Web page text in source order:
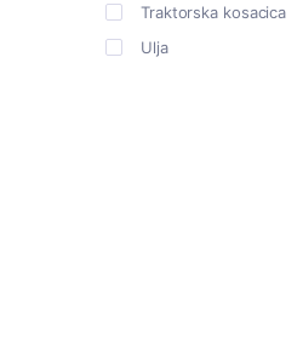
Traktorska kosacica
Ulja